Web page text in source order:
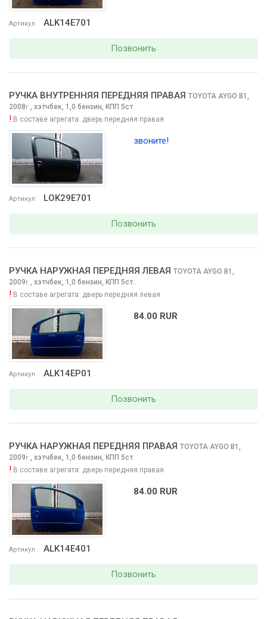
Артикул ALK14E701
Позвонить
Артикул LOK29E701
РУЧКА ВНУТРЕННЯЯ ПЕРЕДНЯЯ ПРАВАЯ TOYOTA AYGO B1,
2008г., хэтчбек, 1,0 бензин, КПП 5ст.
! В составе агрегата: дверь передняя правая
звоните!
Позвонить
Артикул ALK14EP01
РУЧКА НАРУЖНАЯ ПЕРЕДНЯЯ ЛЕВАЯ TOYOTA AYGO B1,
2009г., хэтчбек, 1,0 бензин, КПП 5ст.
! В составе агрегата: дверь передняя левая
84.00 RUR
Позвонить
Артикул ALK14E401
РУЧКА НАРУЖНАЯ ПЕРЕДНЯЯ ПРАВАЯ TOYOTA AYGO B1,
2009г., хэтчбек, 1,0 бензин, КПП 5ст.
! В составе агрегата: дверь передняя правая
84.00 RUR
Позвонить